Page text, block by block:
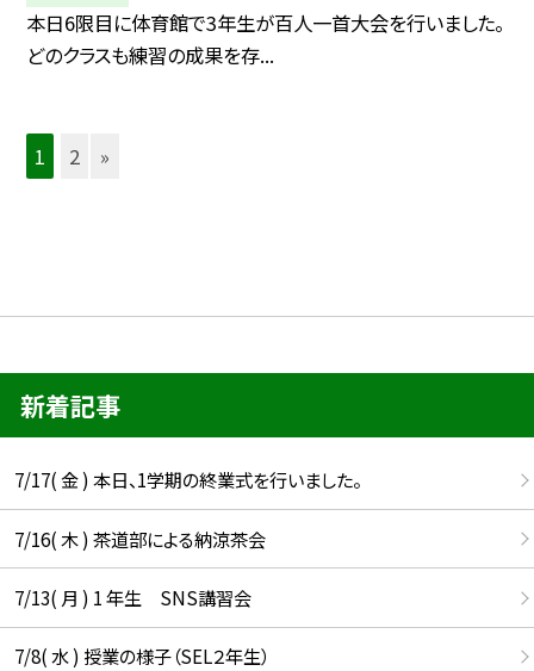
本日6限目に体育館で3年生が百人一首大会を行いました。
どのクラスも練習の成果を存...
1 2 »
新着記事
7/17( 金 ) 本日、1学期の終業式を行いました。
7/16( 木 ) 茶道部による納涼茶会
7/13( 月 ) 1 年生 SNS講習会
7/8( 水 ) 授業の様子（SEL２年生）